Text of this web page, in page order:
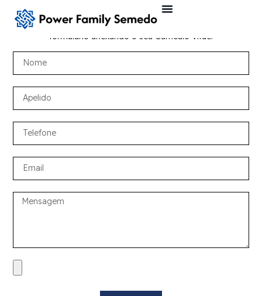
Para submeter a candidatura, preencha o seguinte
formulário anexando o seu Currículo Vitae.